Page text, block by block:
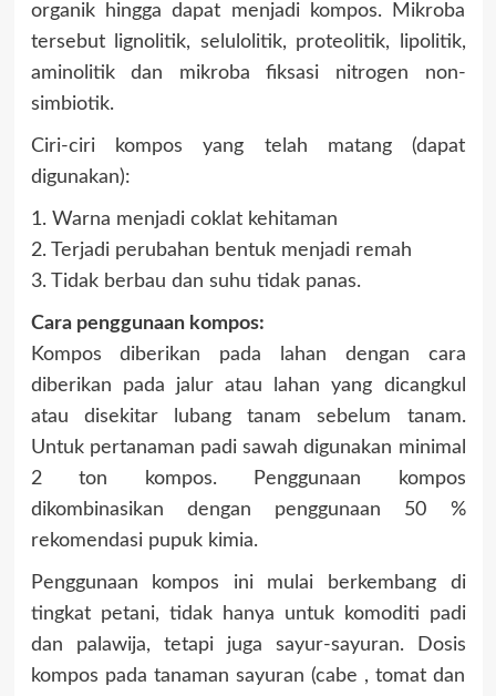
organik hingga dapat menjadi kompos. Mikroba
tersebut lignolitik, selulolitik, proteolitik, lipolitik,
aminolitik dan mikroba fiksasi nitrogen non-
simbiotik.
Ciri-ciri kompos yang telah matang (dapat
digunakan):
1. Warna menjadi coklat kehitaman
2. Terjadi perubahan bentuk menjadi remah
3. Tidak berbau dan suhu tidak panas.
Cara penggunaan kompos:
Kompos diberikan pada lahan dengan cara
diberikan pada jalur atau lahan yang dicangkul
atau disekitar lubang tanam sebelum tanam.
Untuk pertanaman padi sawah digunakan minimal
2 ton kompos. Penggunaan kompos
dikombinasikan dengan penggunaan 50 %
rekomendasi pupuk kimia.
Penggunaan kompos ini mulai berkembang di
tingkat petani, tidak hanya untuk komoditi padi
dan palawija, tetapi juga sayur-sayuran. Dosis
kompos pada tanaman sayuran (cabe , tomat dan